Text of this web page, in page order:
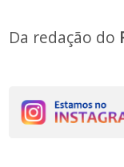
Da redação do